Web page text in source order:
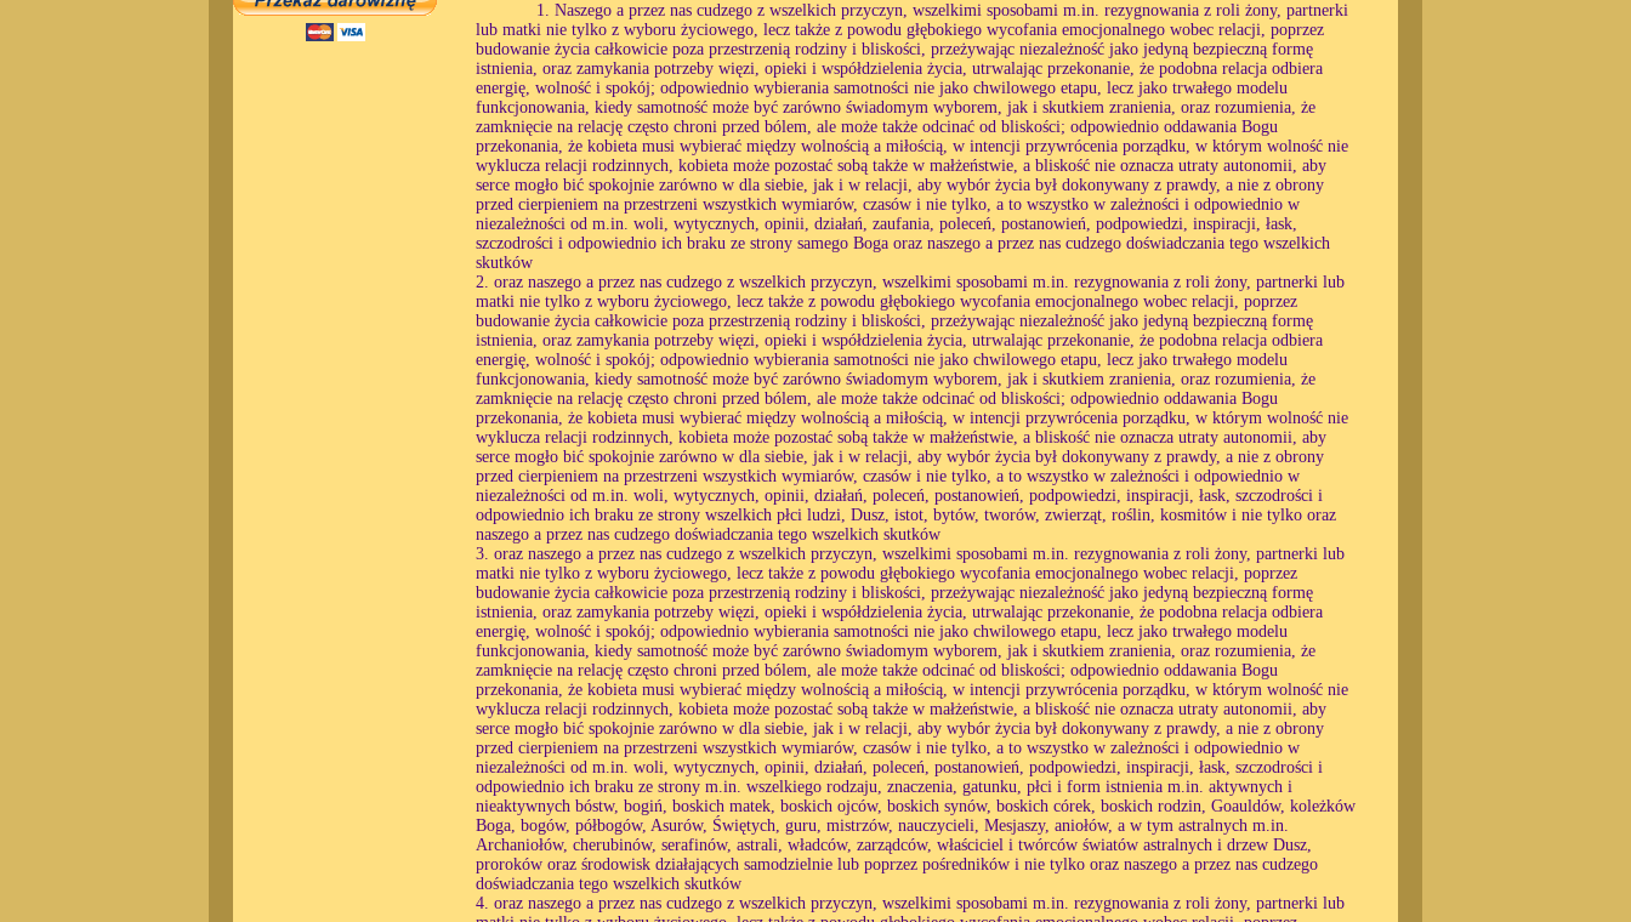
1. Naszego a przez nas cudzego z wszelkich przyczyn, wszelkimi sposobami m.in. rezygnowania z roli żony, partnerki
lub matki nie tylko z wyboru życiowego, lecz także z powodu głębokiego wycofania emocjonalnego wobec relacji, poprzez
budowanie życia całkowicie poza przestrzenią rodziny i bliskości, przeżywając niezależność jako jedyną bezpieczną formę
istnienia, oraz zamykania potrzeby więzi, opieki i współdzielenia życia, utrwalając przekonanie, że podobna relacja odbiera
energię, wolność i spokój; odpowiednio wybierania samotności nie jako chwilowego etapu, lecz jako trwałego modelu
funkcjonowania, kiedy samotność może być zarówno świadomym wyborem, jak i skutkiem zranienia, oraz rozumienia, że
zamknięcie na relację często chroni przed bólem, ale może także odcinać od bliskości; odpowiednio oddawania Bogu
przekonania, że kobieta musi wybierać między wolnością a miłością, w intencji przywrócenia porządku, w którym wolność nie
wyklucza relacji rodzinnych, kobieta może pozostać sobą także w małżeństwie, a bliskość nie oznacza utraty autonomii, aby
serce mogło bić spokojnie zarówno w dla siebie, jak i w relacji, aby wybór życia był dokonywany z prawdy, a nie z obrony
przed cierpieniem na przestrzeni wszystkich wymiarów, czasów i nie tylko, a to wszystko w zależności i odpowiednio w
niezależności od m.in. woli, wytycznych, opinii, działań, zaufania, poleceń, postanowień, podpowiedzi, inspiracji, łask,
szczodrości i odpowiednio ich braku ze strony samego Boga oraz naszego a przez nas cudzego doświadczania tego wszelkich
skutków
2. oraz naszego a przez nas cudzego z wszelkich przyczyn, wszelkimi sposobami m.in. rezygnowania z roli żony, partnerki lub
matki nie tylko z wyboru życiowego, lecz także z powodu głębokiego wycofania emocjonalnego wobec relacji, poprzez
budowanie życia całkowicie poza przestrzenią rodziny i bliskości, przeżywając niezależność jako jedyną bezpieczną formę
istnienia, oraz zamykania potrzeby więzi, opieki i współdzielenia życia, utrwalając przekonanie, że podobna relacja odbiera
energię, wolność i spokój; odpowiednio wybierania samotności nie jako chwilowego etapu, lecz jako trwałego modelu
funkcjonowania, kiedy samotność może być zarówno świadomym wyborem, jak i skutkiem zranienia, oraz rozumienia, że
zamknięcie na relację często chroni przed bólem, ale może także odcinać od bliskości; odpowiednio oddawania Bogu
przekonania, że kobieta musi wybierać między wolnością a miłością, w intencji przywrócenia porządku, w którym wolność nie
wyklucza relacji rodzinnych, kobieta może pozostać sobą także w małżeństwie, a bliskość nie oznacza utraty autonomii, aby
serce mogło bić spokojnie zarówno w dla siebie, jak i w relacji, aby wybór życia był dokonywany z prawdy, a nie z obrony
przed cierpieniem na przestrzeni wszystkich wymiarów, czasów i nie tylko, a to wszystko w zależności i odpowiednio w
niezależności od m.in. woli, wytycznych, opinii, działań, poleceń, postanowień, podpowiedzi, inspiracji, łask, szczodrości i
odpowiednio ich braku ze strony wszelkich płci ludzi, Dusz, istot, bytów, tworów, zwierząt, roślin, kosmitów i nie tylko oraz
naszego a przez nas cudzego doświadczania tego wszelkich skutków
3. oraz naszego a przez nas cudzego z wszelkich przyczyn, wszelkimi sposobami m.in. rezygnowania z roli żony, partnerki lub
matki nie tylko z wyboru życiowego, lecz także z powodu głębokiego wycofania emocjonalnego wobec relacji, poprzez
budowanie życia całkowicie poza przestrzenią rodziny i bliskości, przeżywając niezależność jako jedyną bezpieczną formę
istnienia, oraz zamykania potrzeby więzi, opieki i współdzielenia życia, utrwalając przekonanie, że podobna relacja odbiera
energię, wolność i spokój; odpowiednio wybierania samotności nie jako chwilowego etapu, lecz jako trwałego modelu
funkcjonowania, kiedy samotność może być zarówno świadomym wyborem, jak i skutkiem zranienia, oraz rozumienia, że
zamknięcie na relację często chroni przed bólem, ale może także odcinać od bliskości; odpowiednio oddawania Bogu
przekonania, że kobieta musi wybierać między wolnością a miłością, w intencji przywrócenia porządku, w którym wolność nie
wyklucza relacji rodzinnych, kobieta może pozostać sobą także w małżeństwie, a bliskość nie oznacza utraty autonomii, aby
serce mogło bić spokojnie zarówno w dla siebie, jak i w relacji, aby wybór życia był dokonywany z prawdy, a nie z obrony
przed cierpieniem na przestrzeni wszystkich wymiarów, czasów i nie tylko, a to wszystko w zależności i odpowiednio w
niezależności od m.in. woli, wytycznych, opinii, działań, poleceń, postanowień, podpowiedzi, inspiracji, łask, szczodrości i
odpowiednio ich braku ze strony m.in. wszelkiego rodzaju, znaczenia, gatunku, płci i form istnienia m.in. aktywnych i
nieaktywnych bóstw, bogiń, boskich matek, boskich ojców, boskich synów, boskich córek, boskich rodzin, Goauldów, koleżków
Boga, bogów, półbogów, Asurów, Świętych, guru, mistrzów, nauczycieli, Mesjaszy, aniołów, a w tym astralnych m.in.
Archaniołów, cherubinów, serafinów, astrali, władców, zarządców, właściciel i twórców światów astralnych i drzew Dusz,
proroków oraz środowisk działających samodzielnie lub poprzez pośredników i nie tylko oraz naszego a przez nas cudzego
doświadczania tego wszelkich skutków
4. oraz naszego a przez nas cudzego z wszelkich przyczyn, wszelkimi sposobami m.in. rezygnowania z roli żony, partnerki lub